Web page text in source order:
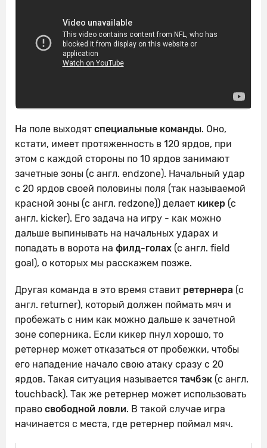
На поле выходят специальные команды. Оно,
кстати, имеет протяженность в 120 ярдов, при
этом с каждой стороны по 10 ярдов занимают
зачетные зоны (с англ. endzone). Начальный удар
с 20 ярдов своей половины поля (так называемой
красной зоны (с англ. redzone)) делает кикер (с
англ. kicker). Его задача на игру - как можно
дальше выпинывать на начальных ударах и
попадать в ворота на филд-голах (с англ. field
goal), о которых мы расскажем позже.
Другая команда в это время ставит ретернера (с
англ. returner), который должен поймать мяч и
пробежать с ним как можно дальше к зачетной
зоне соперника. Если кикер пнул хорошо, то
ретернер может отказаться от пробежки, чтобы
его нападение начало свою атаку сразу с 20
ярдов. Такая ситуация называется тачбэк (с англ.
touchback). Так же ретернер может использовать
право свободной ловли. В такой случае игра
начинается с места, где ретернер поймал мяч.